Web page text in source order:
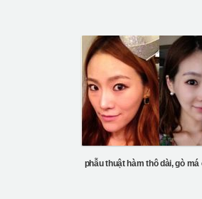
phẫu thuật hàm thô dài, gò má